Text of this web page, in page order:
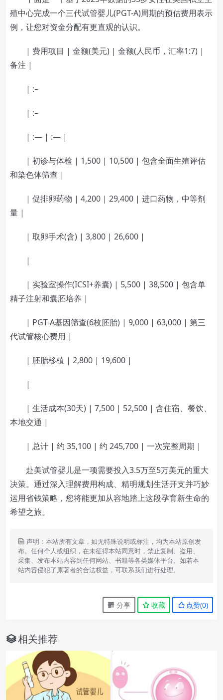
殖中心完成一个三代试管婴儿(PGT-A)周期的预估费用表示
例，让您对资金分配有更直观的认识。
| 费用项目 | 金额(美元) | 金额(人民币，汇率1:7) |
备注 |
| :–
| :–
| :— | :— |
| 初诊与体检 | 1,500 | 10,500 | 包含全面生殖评估
和染色体筛查 |
| 促排卵药物 | 4,200 | 29,400 | 进口药物，中等剂
量 |
| 取卵手术(含) | 3,800 | 26,600 |
|
| 实验室操作(ICSI+养囊) | 5,500 | 38,500 | 包含单
精子注射和囊胚培养 |
| PGT-A基因筛查(6枚胚胎) | 9,000 | 63,000 | 第三
代试管核心费用 |
| 胚胎移植 | 2,800 | 19,600 |
|
| 生活成本(30天) | 7,500 | 52,500 | 含住宿、餐饮、
本地交通 |
| 总计 | 约 35,100 | 约 245,700 | 一次完整周期 |
赴美试管婴儿是一项需要投入3.5万至5万美元的重大
决策。通过深入理解费用构成、精明规划生活开支并巧妙
运用省钱策略，您将能更加从容地踏上这段孕育新生命的
希望之旅。
声明：本站所有文章，如无特殊说明或标注，均为本站原创发
布。任何个人或组织，在未征得本站同意时，禁止复制、盗用、
采集、发布本站内容到任何网站、书籍等各类媒体平台。如若本
站内容侵犯了原著者的合法权益，可联系我们进行处理。
分享 收藏 点赞(0)
相关推荐